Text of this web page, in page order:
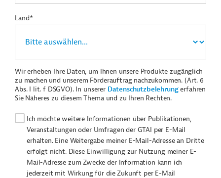
Land*
Wir erheben Ihre Daten, um Ihnen unsere Produkte zugänglich
zu machen und unserem Förderauftrag nachzukommen. (Art. 6
Abs. I lit. f DSGVO). In unserer Datenschutzbelehrungerfahren
Sie Näheres zu diesem Thema und zu Ihren Rechten.
Ich möchte weitere Informationen über Publikationen,
Veranstaltungen oder Umfragen der GTAI per E-Mail
erhalten. Eine Weitergabe meiner E-Mail-Adresse an Dritte
erfolgt nicht. Diese Einwilligung zur Nutzung meiner E-
Mail-Adresse zum Zwecke der Information kann ich
jederzeit mit Wirkung für die Zukunft per E-Mail